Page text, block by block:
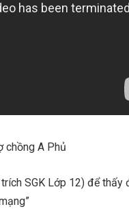
chồng A Phủ
SGK Lớp 12) để thấy